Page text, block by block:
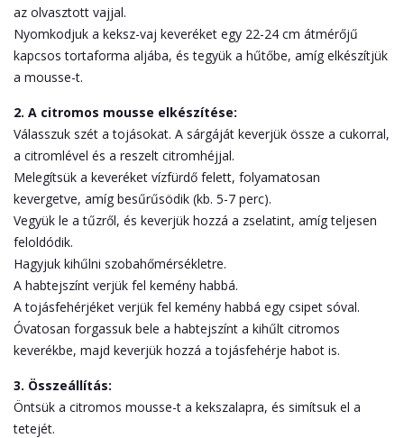
az olvasztott vajjal.
Nyomkodjuk a keksz-vaj keveréket egy 22-24 cm átmérőjű
kapcsos tortaforma aljába, és tegyük a hűtőbe, amíg elkészítjük
a mousse-t.
2. A citromos mousse elkészítése:
Válasszuk szét a tojásokat. A sárgáját keverjük össze a cukorral,
a citromlével és a reszelt citromhéjjal.
Melegítsük a keveréket vízfürdő felett, folyamatosan
kevergetve, amíg besűrűsödik (kb. 5-7 perc).
Vegyük le a tűzről, és keverjük hozzá a zselatint, amíg teljesen
feloldódik.
Hagyjuk kihűlni szobahőmérsékletre.
A habtejszínt verjük fel kemény habbá.
A tojásfehérjéket verjük fel kemény habbá egy csipet sóval.
Óvatosan forgassuk bele a habtejszínt a kihűlt citromos
keverékbe, majd keverjük hozzá a tojásfehérje habot is.
3. Összeállítás:
Öntsük a citromos mousse-t a kekszalapra, és simítsuk el a
tetejét.